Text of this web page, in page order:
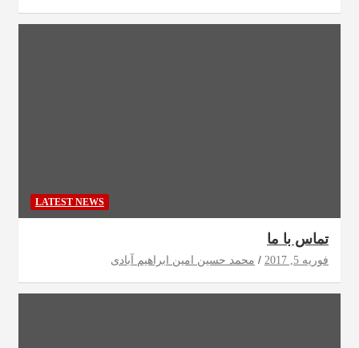
LATEST NEWS
تماس با ما
فوریه 5, 2017 محمد حسین امین ابراهیم آبادی